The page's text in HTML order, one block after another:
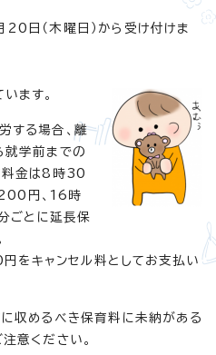
日（木曜日）から受け付けま
ます。
する場合、離
就学前までの
料金は8時30
円、16時
とに延長保
をキャンセル料としてお支払い
収めるべき保育料に未納がある
意ください。